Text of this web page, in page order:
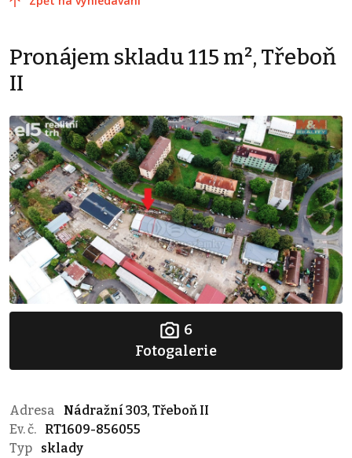
Pronájem skladu 115 m², Třeboň
II
6
Fotogalerie
Adresa
Nádražní 303, Třeboň II
Ev. č.
RT1609-856055
Typ
sklady